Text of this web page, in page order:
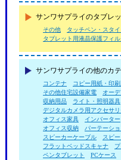
サンワサプライのタブレ
その他 タッチペン・スタイ
タブレット用液晶保護フィル
サンワサプライの他のカ
コンテナ コピー用紙・印
その他住宅設備家電
オー
収納用品
ライト・照明器具
デジタルカメラ用アクセサリ
オフィス家具
インバーター
オフィス収納
パーテーショ
スピーカーケーブル
スピ
フラットベッドスキャナ
ペンタブレット
PCケース